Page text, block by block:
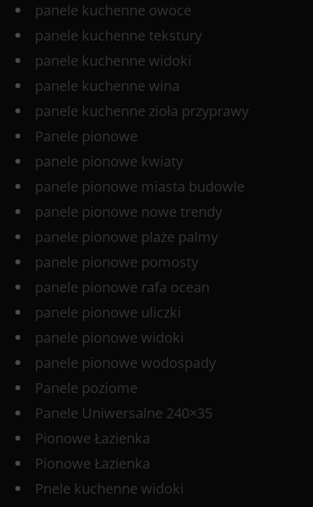
panele kuchenne owoce
panele kuchenne tekstury
panele kuchenne widoki
panele kuchenne wina
panele kuchenne zioła przyprawy
Panele pionowe
panele pionowe kwiaty
panele pionowe miasta budowle
panele pionowe nowe trendy
panele pionowe plaże palmy
panele pionowe pomosty
panele pionowe rafa ocean
panele pionowe uliczki
panele pionowe widoki
panele pionowe wodospady
Panele poziome
Panele Uniwersalne 240×35
Pionowe Łazienka
Pionowe Łazienka
Pnele kuchenne widoki